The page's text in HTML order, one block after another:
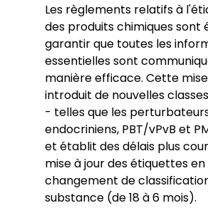
Les règlements relatifs à
des produits chimiques sont
garantir que toutes les
essentielles sont
manière efficace. Cette
introduit de nouvelles
- telles que les
endocriniens, PBT/vPvB et
et établit des délais plus
mise à jour des étiquettes
changement de
substance (de 18 à 6 mois).